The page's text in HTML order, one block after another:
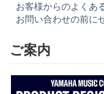
お客様からのよくあ
お問い合わせの前に
ご案内